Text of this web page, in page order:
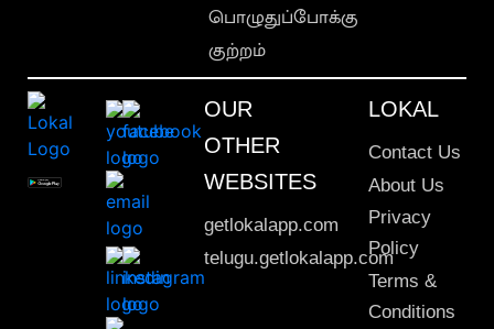
பொழுதுப்போக்கு
குற்றம்
OUR
OTHER
WEBSITES
getlokalapp.com
telugu.getlokalapp.com
LOKAL
Contact Us
About Us
Privacy
Policy
Terms &
Conditions